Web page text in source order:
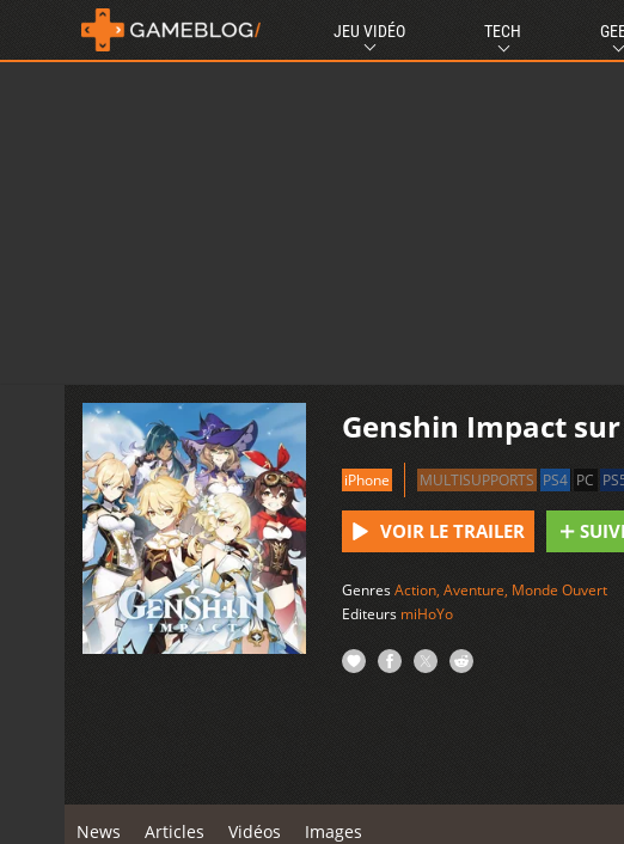
JEU VIDÉO TECH
Genshin Impact
iPhone MULTISUPPORTS PS4 PC
VOIR LE TRAILER
GenresAction, Aventure, Monde Ouvert
Editeurs miHoYo
News Articles Vidéos Images